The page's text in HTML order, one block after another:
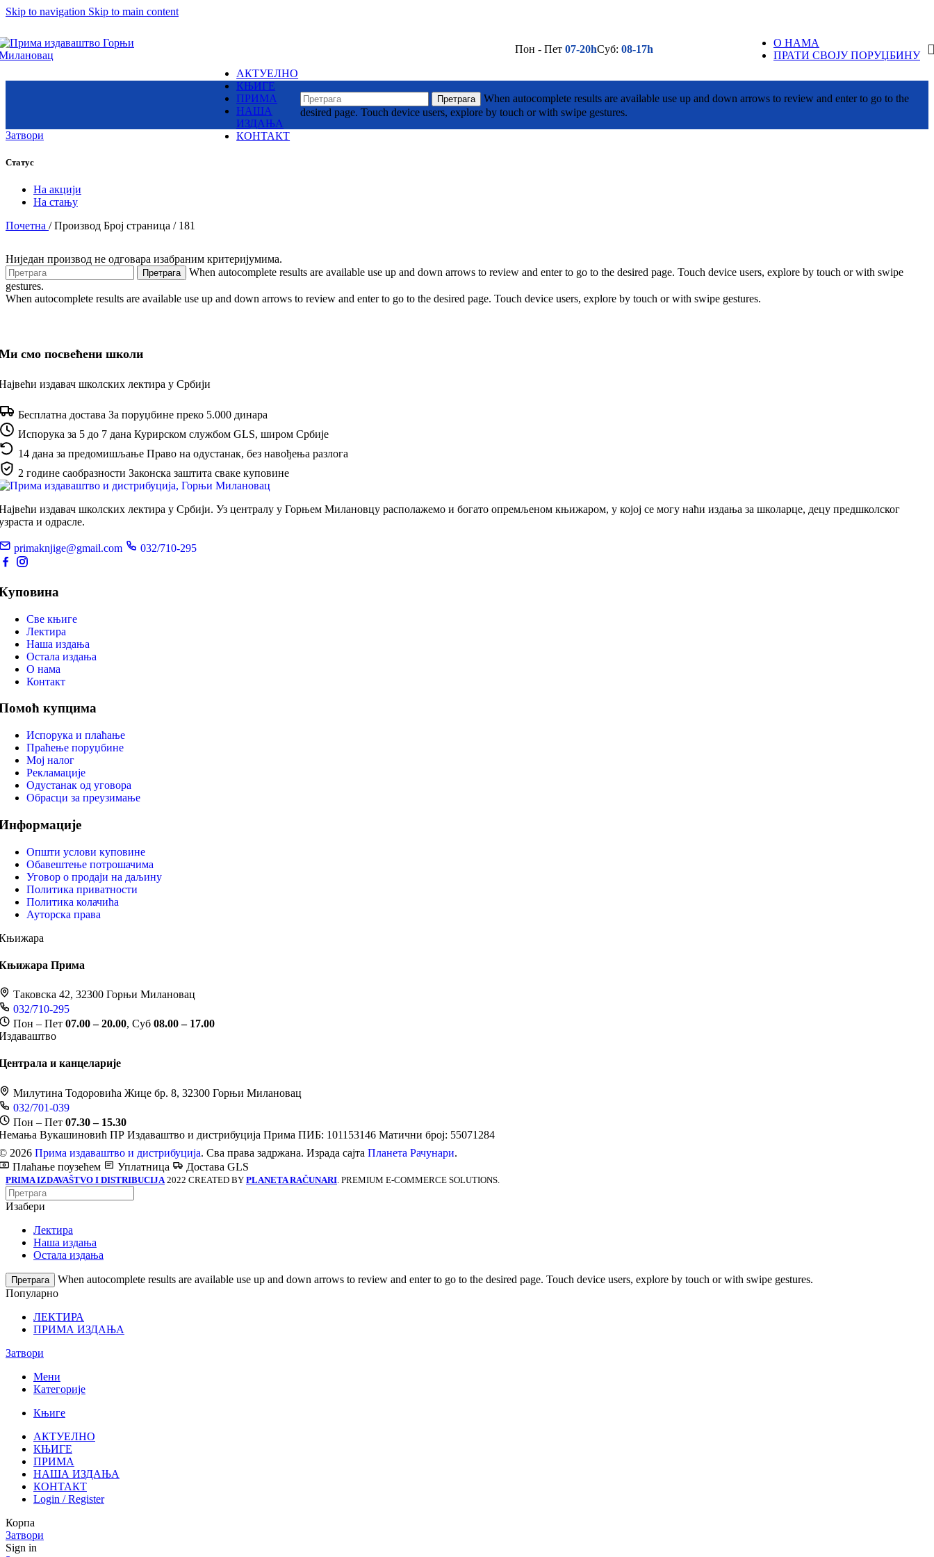
Skip to navigation Skip to main content
Издаваштво: Милутина Тодоровића Жице ББ, Горњи Милановац
Контакт
Пон. - Пет.:
7:30am -15:30pm
Пон - Пет 07-20hСуб: 08-17h
О НАМА
ПРАТИ СВОЈУ ПОРУЏБИНУ
Змајеви су снажни,
одважни,
али и страшни демони,
приче
и натприродне
Српска историја
је језгро
ових бајки
АКТУЕЛНО
КЊИГЕ
ПРИМА
НАША
ИЗДАЊА
КОНТАКТ
Претрага
When autocomplete results are available use up and down arrows to review and enter to go to the
desired page. Touch device users, explore by touch or with swipe gestures.
Затвори
Статус
На акцији
На стању
Почетна / Производ Број страница / 181
Ниједан производ не одговара изабраним критеријумима.
Претрага
When autocomplete results are available use up and down arrows to review and enter to go to the desired page. Touch device users, explore by touch or with swipe
gestures.
When autocomplete results are available use up and down arrows to review and enter to go to the desired page. Touch device users, explore by touch or with swipe gestures.
смо посвећени школи
издавач школских лектира у Србији
Бесплатна достава За поруџбине преко 5.000 динара
Испорука за 5 до 7 дана Курирском службом GLS, широм Србије
14 дана за предомишљање Право на одустанак, без навођења разлога
2 године саобразности Законска заштита сваке куповине
издавач школских лектира у Србији. Уз централу у Горњем Милановцу располажемо и богато опремљеном књижаром, у којој се могу наћи издања за школарце, децу предшколског
и одрасле.
primaknjige@gmail.com 032/710-295
Све књиге
Лектира
Наша издања
Остала издања
О нама
Контакт
купцима
Испорука и плаћање
Праћење поруџбине
Мој налог
Рекламације
Одустанак од уговора
Обрасци за преузимање
Општи услови куповине
Обавештење потрошачима
Уговор о продаји на даљину
Политика приватности
Политика колачића
Ауторска права
Прима
Таковска 42, 32300 Горњи Милановац
032/710-295
Пон – Пет 07.00 – 20.00, Суб 08.00 – 17.00
и канцеларије
Милутина Тодоровића Жице бр. 8, 32300 Горњи Милановац
032/701-039
Пон – Пет 07.30 – 15.30
Вукашиновић ПР Издаваштво и дистрибуција Прима ПИБ: 101153146 Матични број: 55071284
2026 Прима издаваштво и дистрибуција. Сва права задржана. Израда сајта Планета Рачунари.
Плаћање поузећем
Уплатница Достава GLS
PRIMA IZDAVAŠTVO I DISTRIBUCIJA 2022 CREATED BY PLANETA RAČUNARI . PREMIUM E-COMMERCE SOLUTIONS.
Изабери
Лектира
Наша издања
Остала издања
Претрага
When autocomplete results are available use up and down arrows to review and enter to go to the desired page. Touch device users, explore by touch or with swipe gestures.
Популарно
ЛЕКТИРА
ПРИМА ИЗДАЊА
Затвори
Мени
Категорије
Књиге
АКТУЕЛНО
КЊИГЕ
ПРИМА
НАША ИЗДАЊА
КОНТАКТ
Login / Register
Корпа
Затвори
Sign in